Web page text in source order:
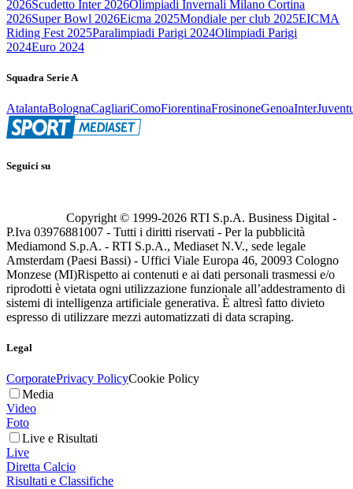
2026Scudetto Inter 2026Olimpiadi Invernali Milano Cortina
2026Super Bowl 2026Eicma 2025Mondiale per club 2025EICMA
Riding Fest 2025Paralimpiadi Parigi 2024Olimpiadi Parigi
2024Euro 2024
Squadra Serie A
AtalantaBolognaCagliariComoFiorentinaFrosinoneGenoaInter
Seguici su
Copyright © 1999-2026 RTI S.p.A. Business Digital -
P.Iva 03976881007 - Tutti i diritti riservati - Per la pubblicità
Mediamond S.p.A. - RTI S.p.A., Mediaset N.V., sede legale
Amsterdam (Paesi Bassi) - Uffici Viale Europa 46, 20093 Cologno
Monzese (MI)Rispetto ai contenuti e ai dati personali trasmessi e/o
riprodotti è vietata ogni utilizzazione funzionale all’addestramento di
sistemi di intelligenza artificiale generativa. È altresì fatto divieto
espresso di utilizzare mezzi automatizzati di data scraping.
Legal
CorporatePrivacy PolicyCookie Policy
Media
Video
Foto
Live e Risultati
Live
Diretta Calcio
Risultati e Classifiche